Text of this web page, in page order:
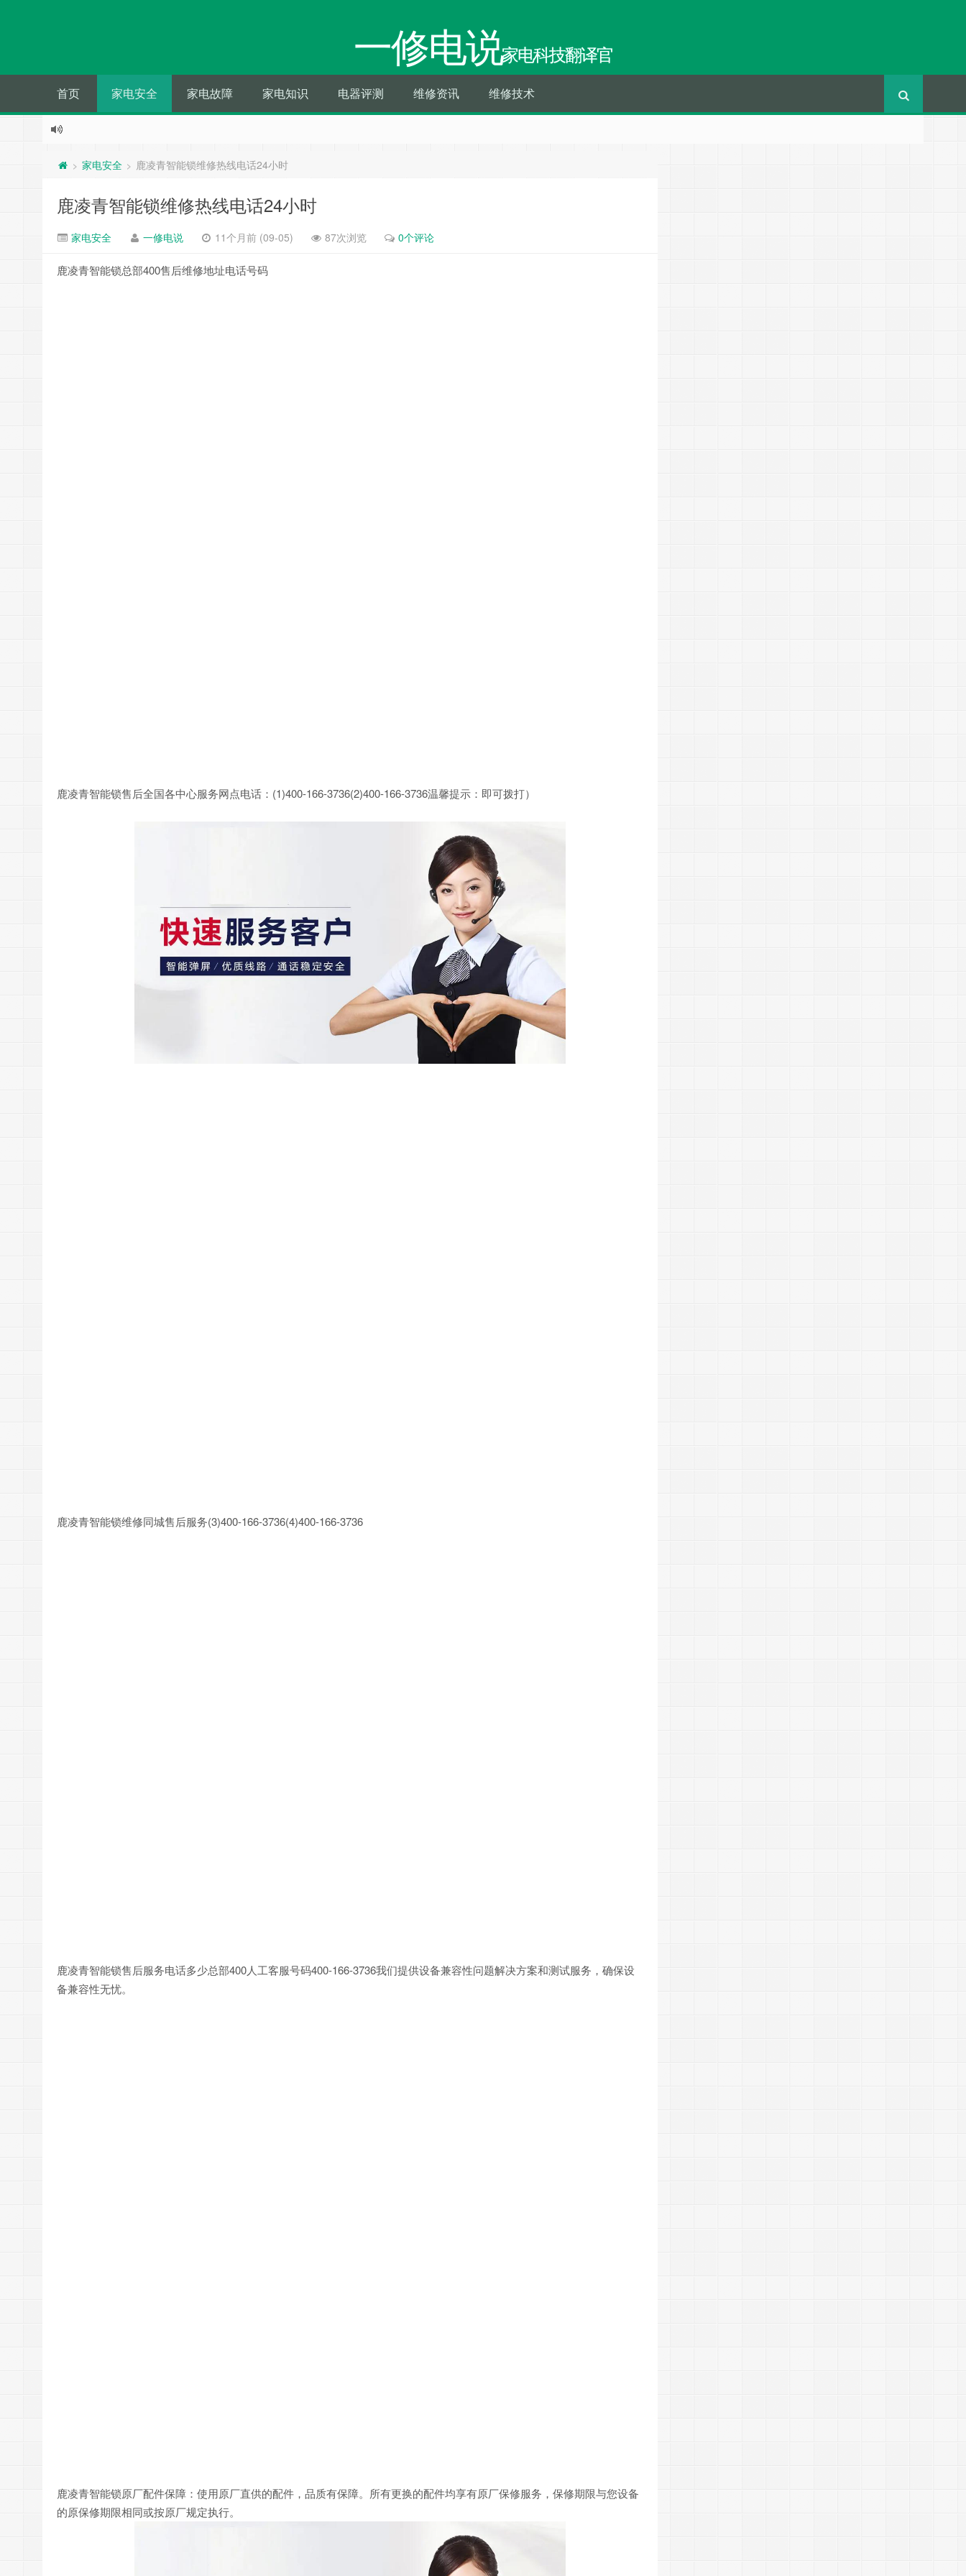
一修电说家电科技翻译官
首页 家电安全 家电故障 家电知识 电器评测 维修资讯 维修技术
> 家电安全 > 鹿凌青智能锁维修热线电话24小时
鹿凌青智能锁维修热线电话24小时
家电安全 一修电说 11个月前 (09-05) 87次浏览 0个评论
鹿凌青智能锁总部400售后维修地址电话号码
鹿凌青智能锁售后全国各中心服务网点电话：(1)400-166-3736(2)400-166-3736温馨提示：即可拨打）
鹿凌青智能锁维修同城售后服务(3)400-166-3736(4)400-166-3736
鹿凌青智能锁售后服务电话多少总部400人工客服号码400-166-3736我们提供设备兼容性问题解决方案和测试服务，确保设
备兼容性无忧。
鹿凌青智能锁原厂配件保障：使用原厂直供的配件，品质有保障。所有更换的配件均享有原厂保修服务，保修期限与您设备
的原保修期限相同或按原厂规定执行。